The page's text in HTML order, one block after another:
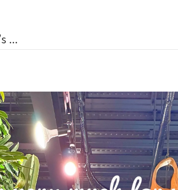
...